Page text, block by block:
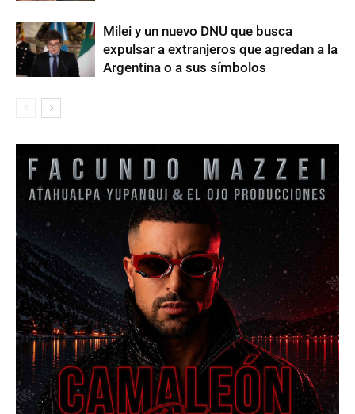
Milei y un nuevo DNU que busca
expulsar a extranjeros que agredan a la
Argentina o a sus símbolos